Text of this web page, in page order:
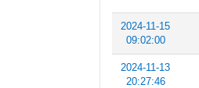
2024-11-15
09:02:00
2024-11-13
20:27:46